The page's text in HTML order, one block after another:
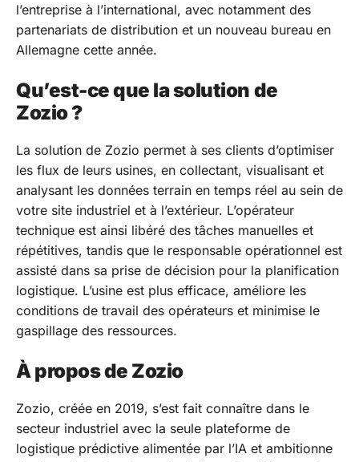
l’entreprise à l’international, avec notamment des
partenariats de distribution et un nouveau bureau en
Allemagne cette année.
Qu’est-ce que la solution de
Zozio ?
La solution de Zozio permet à ses clients d’optimiser
les flux de leurs usines, en collectant, visualisant et
analysant les données terrain en temps réel au sein de
votre site industriel et à l’extérieur. L’opérateur
technique est ainsi libéré des tâches manuelles et
répétitives, tandis que le responsable opérationnel est
assisté dans sa prise de décision pour la planification
logistique. L’usine est plus efficace, améliore les
conditions de travail des opérateurs et minimise le
gaspillage des ressources.
À propos de Zozio
Zozio, créée en 2019, s’est fait connaître dans le
secteur industriel avec la seule plateforme de
logistique prédictive alimentée par l’IA et ambitionne